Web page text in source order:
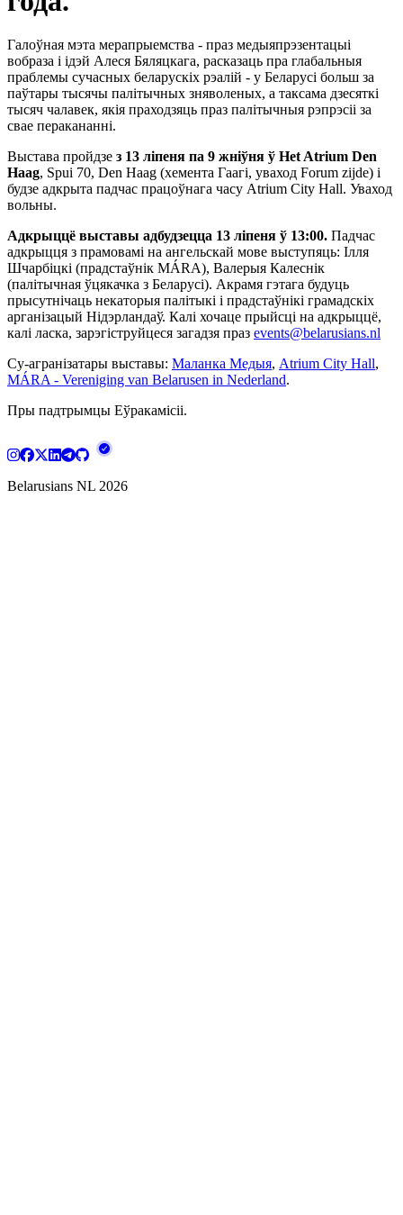
Галоўная мэта мерапрыемства - праз медыяпрэзентацыі
вобраза і ідэй Алеся Бяляцкага, расказаць пра глабальныя
праблемы сучасных беларускіх рэалій - у Беларусі больш за
паўтары тысячы палітычных зняволеных, а таксама дзесяткі
тысяч чалавек, якія праходзяць праз палітычныя рэпрэсіі за
свае перакананні.
Выстава пройдзе з 13 ліпеня па 9 жніўня ў Het Atrium Den
Haag, Spui 70, Den Haag (хемента Гаагі, уваход Forum zijde) і
будзе адкрыта падчас працоўнага часу Atrium City Hall. Уваход
вольны.
Адкрыццё выставы адбудзецца 13 ліпеня ў 13:00. Падчас
адкрыцця з прамовамі на ангельскай мове выступяць: Ілля
Шчарбіцкі (прадстаўнік MÁRA), Валерыя Калеснік
(палітычная ўцякачка з Беларусі). Акрамя гэтага будуць
прысутнічаць некаторыя палітыкі і прадстаўнікі грамадскіх
арганізацый Нідэрландаў. Калі хочаце прыйсці на адкрыццё,
калі ласка, зарэгіструйцеся загадзя праз events@belarusians.nl
Су-агранізатары выставы: Маланка Медыя, Atrium City Hall,
MÁRA - Vereniging van Belarusen in Nederland.
Пры падтрымцы Еўракамісіі.
Belarusians NL 2026